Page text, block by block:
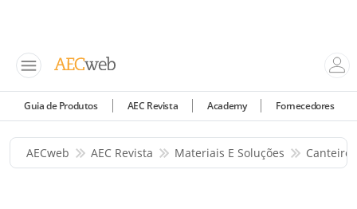
Guia de Produtos AEC Revista Academy Fornecedores
AECweb AEC Revista Materiais E Soluções Canteiro